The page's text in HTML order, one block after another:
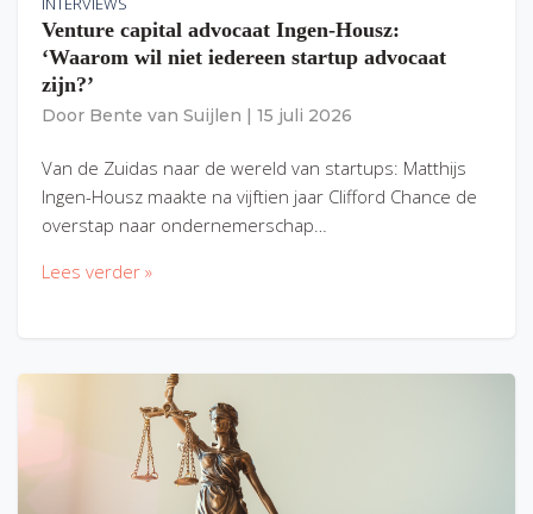
Venture capital advocaat Ingen-Housz:
‘Waarom wil niet iedereen startup advocaat
zijn?’
Door Bente van Suijlen 15 juli 2026
Van de Zuidas naar de wereld van startups: Matthijs
Ingen-Housz maakte na vijftien jaar Clifford Chance de
overstap naar ondernemerschap…
Lees verder »